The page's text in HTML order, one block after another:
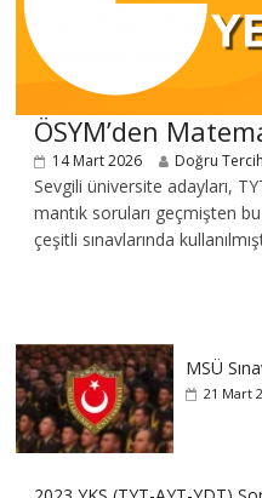
ÖSYM’den
14 Mart 2026 Doğru
Sevgili üniversite adayları,
mantık soruları geçmişten bu
çeşitli sınavlarında
MSÜ
21 Mart